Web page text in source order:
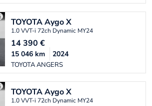
TOYOTAAygo X
1.0 VVT-i 72ch Dynamic MY24
14 390 €
TOYOTA ANGERS
15 046 km 2024
TOYOTAAygo X
1.0 VVT-i 72ch Dynamic MY24